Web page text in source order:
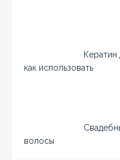
как использовать
волосы